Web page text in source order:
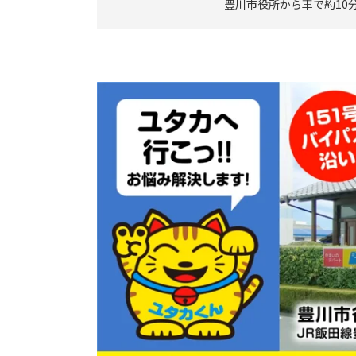
豊川市役所から車で約10